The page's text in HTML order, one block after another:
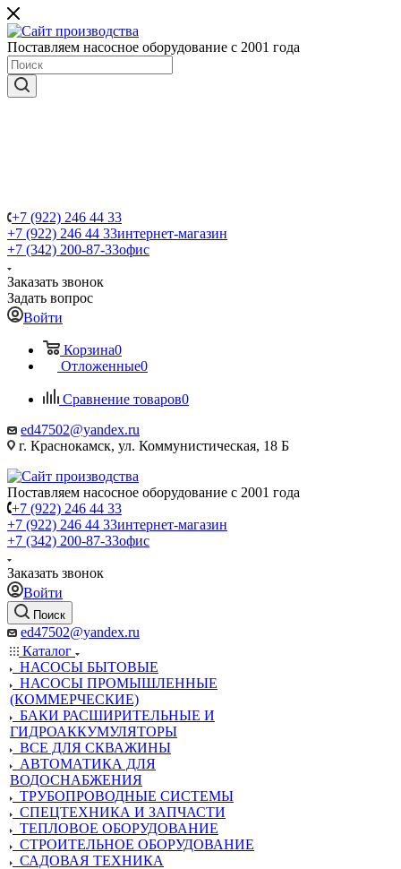
Поставляем насосное оборудование с 2001 года
+7 (922) 246 44 33
+7 (922) 246 44 33интернет-магазин
+7 (342) 200-87-33офис
Заказать звонок
Задать вопрос
Войти
Корзина0
Отложенные0
Сравнение товаров0
ed47502@yandex.ru
г. Краснокамск, ул. Коммунистическая, 18 Б
Поставляем насосное оборудование с 2001 года
+7 (922) 246 44 33
+7 (922) 246 44 33интернет-магазин
+7 (342) 200-87-33офис
Заказать звонок
Войти
Поиск
ed47502@yandex.ru
Каталог
НАСОСЫ БЫТОВЫЕ
НАСОСЫ ПРОМЫШЛЕННЫЕ
(КОММЕРЧЕСКИЕ)
БАКИ РАСШИРИТЕЛЬНЫЕ И
ГИДРОАККУМУЛЯТОРЫ
ВСЕ ДЛЯ СКВАЖИНЫ
АВТОМАТИКА ДЛЯ
ВОДОСНАБЖЕНИЯ
ТРУБОПРОВОДНЫЕ СИСТЕМЫ
СПЕЦТЕХНИКА И ЗАПЧАСТИ
ТЕПЛОВОЕ ОБОРУДОВАНИЕ
СТРОИТЕЛЬНОЕ ОБОРУДОВАНИЕ
САДОВАЯ ТЕХНИКА